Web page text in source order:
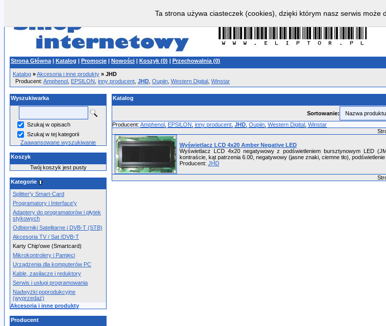
Strona Główna | Katalog | Promocje | Nowości | Koszyk (0) | Przechowalnia (0)
Katalog »Akcesoria i inne produkty » JHD
Producent: Amphenol EPSILON inny producent JHD Oupiin Western Digital Winstar
Wyszukiwarka
Szukaj w opisach
Szukaj w tej kategorii
Zaawansowane wyszukiwanie
Koszyk
Twój koszyk jest pusty
Kategorie
Splitter'y Smart-Card
Programatory i Interface'y
Adaptery do programatorów i płytek
stykowych
Odbiorniki Satelitarne i DVB-T (STB)
Akcesoria TV / Sat /DVB-T
Karty Chip'owe (Smartcard)
Mikrokontrolery i Pamięci
Urządzenia dla komputerów PC
Kable, zasilacze i reduktory
Serwis i usługi programowania
Nadwyżki poprodukcyjne
(wyprzedaż)
Akcesoria i inne produkty
Producent
Katalog
Sortowanie:
Producent: Amphenol EPSILON inny producent JHD Oupiin Western Digital Winstar
Wyświetlacz LCD 4x20 Amber Negative LED
Wyświetlacz LCD 4x20 negatywowy z podświetleniem bursztynowym LED
kontraście, kąt patrzenia 6.00, negatywowy (jasne znaki, ciemne tło),
Producent: JHD
Ta strona używa ciasteczek (cookies), dzięki którym nasz serwis może